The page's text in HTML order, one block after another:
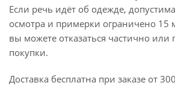
Если речь идёт об одежде,
осмотра и примерки ограничено 15
вы можете отказаться частично или
покупки.
Доставка бесплатна при заказе от